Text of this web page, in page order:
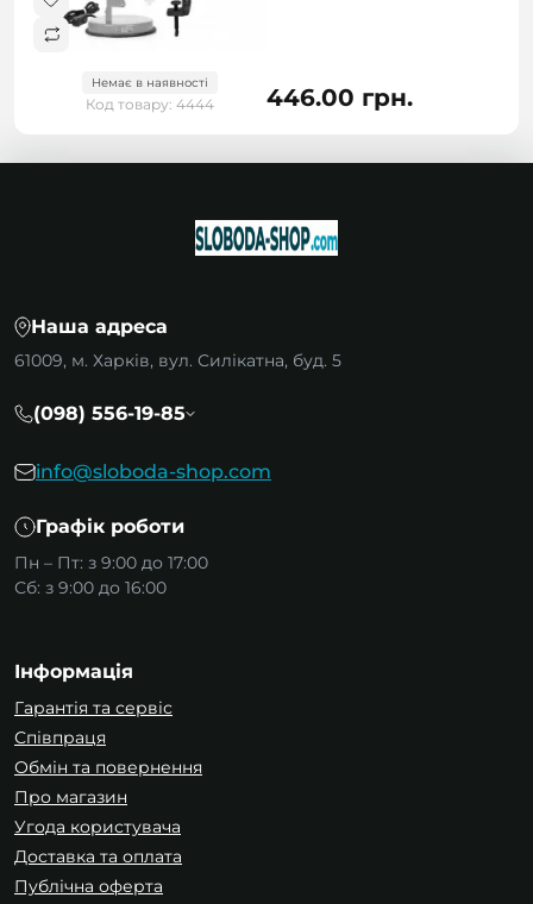
Немає в наявності
Код товару: 4444 446.00 грн.
Наша адреса
61009, м. Харків, вул. Силікатна, буд. 5
(098) 556-19-85
info@sloboda-shop.com
Графік роботи
Пн – Пт: з 9:00 до 17:00
Сб: з 9:00 до 16:00
Інформація
Гарантія та сервіс
Співпраця
Обмін та повернення
Про магазин
Угода користувача
Доставка та оплата
Публічна оферта